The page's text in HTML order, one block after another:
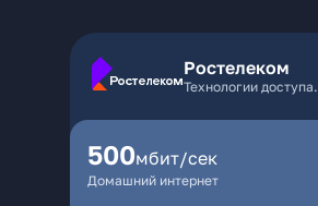
Ростелеком
Технологии
500мбит/сек
Домашний интернет